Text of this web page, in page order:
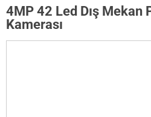
4MP 42 Led Dış Mekan
Kamerası